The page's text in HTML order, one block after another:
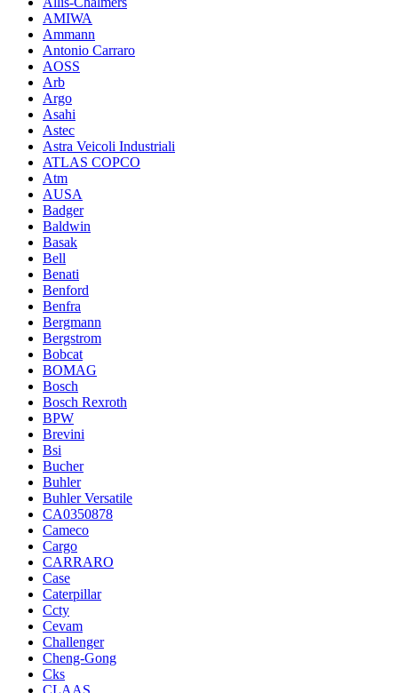
AMIWA
Ammann
Antonio Carraro
AOSS
Arb
Argo
Asahi
Astec
Astra Veicoli Industriali
ATLAS COPCO
Atm
AUSA
Badger
Baldwin
Basak
Bell
Benati
Benford
Benfra
Bergmann
Bergstrom
Bobcat
BOMAG
Bosch
Bosch Rexroth
BPW
Brevini
Bsi
Bucher
Buhler
Buhler Versatile
CA0350878
Cameco
Cargo
CARRARO
Case
Caterpillar
Ccty
Cevam
Challenger
Cheng-Gong
Cks
CLAAS